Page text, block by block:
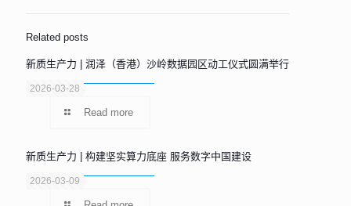
Related posts
2026-03-28
新质生产力 | 润泽（香港）沙岭数据园区动工仪式圆满举行
Read more
2026-03-09
新质生产力 | 构建坚实算力底座 服务数字中国建设